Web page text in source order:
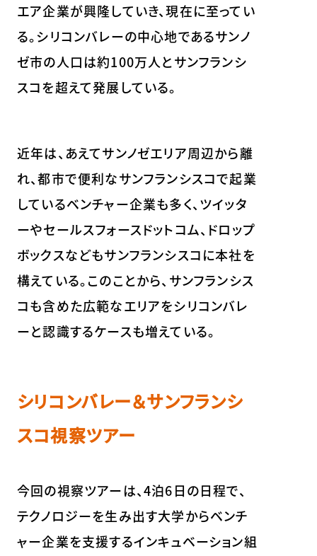
エア企業が興隆していき、現在に至ってい
る。シリコンバレーの中心地であるサンノ
ゼ市の人口は約100万人とサンフランシ
スコを超えて発展している。
近年は、あえてサンノゼエリア周辺から離
れ、都市で便利なサンフランシスコで起業
しているベンチャー企業も多く、ツイッタ
ーやセールスフォースドットコム、ドロップ
ボックスなどもサンフランシスコに本社を
構えている。このことから、サンフランシス
コも含めた広範なエリアをシリコンバレ
ーと認識するケースも増えている。
シリコンバレー＆サンフランシ
スコ視察ツアー
今回の視察ツアーは、4泊6日の日程で、
テクノロジーを生み出す大学からベンチ
ャー企業を支援するインキュベーション組